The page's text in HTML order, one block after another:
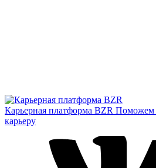
Карьерная платформа BZR Поможем
карьеру